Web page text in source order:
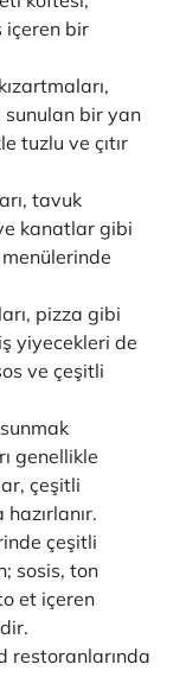
içeren bir
sunulan bir yan
tuzlu ve çıtır
tavuk
kanatlar gibi
pizza gibi
yiyecekleri de
ve çeşitli
genellikle
çeşitli
çeşitli
sosis, ton
et içeren
restoranlarında